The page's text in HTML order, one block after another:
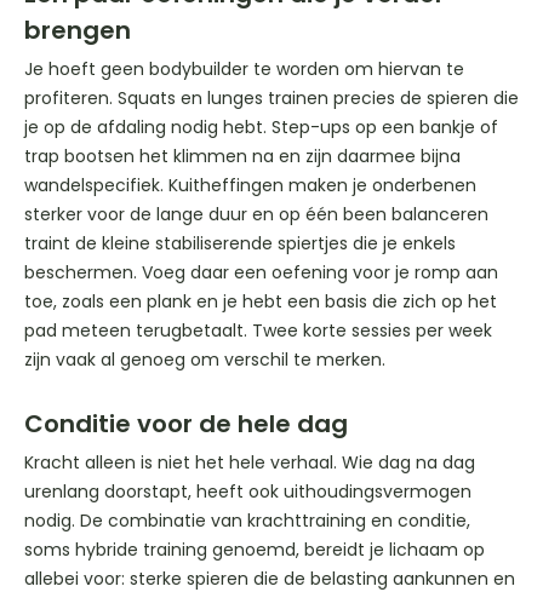
brengen
Je hoeft geen bodybuilder te worden om hiervan te
profiteren. Squats en lunges trainen precies de spieren die
je op de afdaling nodig hebt. Step-ups op een bankje of
trap bootsen het klimmen na en zijn daarmee bijna
wandelspecifiek. Kuitheffingen maken je onderbenen
sterker voor de lange duur en op één been balanceren
traint de kleine stabiliserende spiertjes die je enkels
beschermen. Voeg daar een oefening voor je romp aan
toe, zoals een plank en je hebt een basis die zich op het
pad meteen terugbetaalt. Twee korte sessies per week
zijn vaak al genoeg om verschil te merken.
Conditie voor de hele dag
Kracht alleen is niet het hele verhaal. Wie dag na dag
urenlang doorstapt, heeft ook uithoudingsvermogen
nodig. De combinatie van krachttraining en conditie,
soms hybride training genoemd, bereidt je lichaam op
allebei voor: sterke spieren die de belasting aankunnen en